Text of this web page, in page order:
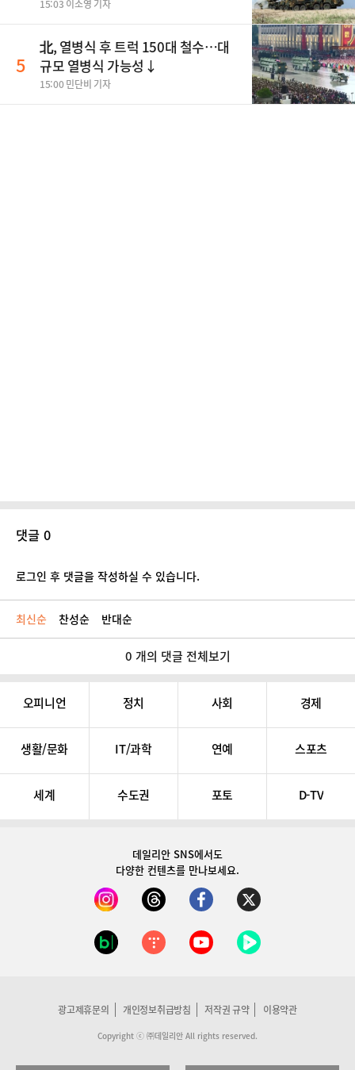
15:03 이소영 기자
5
北, 열병식 후 트럭 150대 철수…대
규모 열병식 가능성↓
15:00 민단비 기자
댓글 0
로그인 후 댓글을 작성하실 수 있습니다.
최신순 찬성순 반대순
0 개의 댓글 전체보기
오피니언 정치 사회 경제
생활/문화 IT/과학 연예 스포츠
세계 수도권 포토 D-TV
데일리안 SNS에서도
다양한 컨텐츠를 만나보세요.
광고제휴문의 개인정보취급방침 저작권 규약 이용약관
Copyright ⓒ ㈜데일리안 All rights reserved.